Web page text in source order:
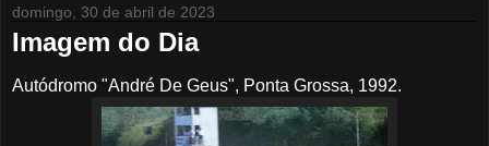
domingo, 30 de abril de 2023
Imagem do Dia
Autódromo "André De Geus", Ponta Grossa, 1992.